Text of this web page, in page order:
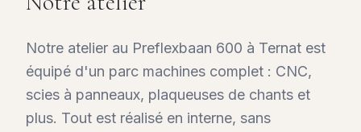
Notre atelier au Preflexbaan 600 à Ternat est
équipé d'un parc machines complet : CNC,
scies à panneaux, plaqueuses de chants et
plus. Tout est réalisé en interne, sans